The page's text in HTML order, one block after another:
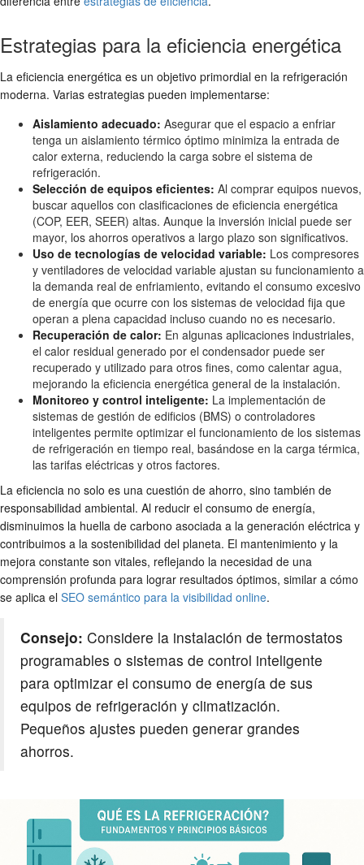
Estrategias para la eficiencia energética
La eficiencia energética es un objetivo primordial en la refrigeración
moderna. Varias estrategias pueden implementarse:
Aislamiento adecuado: Asegurar que el espacio a enfriar
tenga un aislamiento térmico óptimo minimiza la entrada de
calor externa, reduciendo la carga sobre el sistema de
refrigeración.
Selección de equipos eficientes: Al comprar equipos nuevos,
buscar aquellos con clasificaciones de eficiencia energética
(COP, EER, SEER) altas. Aunque la inversión inicial puede ser
mayor, los ahorros operativos a largo plazo son significativos.
Uso de tecnologías de velocidad variable: Los compresores
y ventiladores de velocidad variable ajustan su funcionamiento a
la demanda real de enfriamiento, evitando el consumo excesivo
de energía que ocurre con los sistemas de velocidad fija que
operan a plena capacidad incluso cuando no es necesario.
Recuperación de calor: En algunas aplicaciones industriales,
el calor residual generado por el condensador puede ser
recuperado y utilizado para otros fines, como calentar agua,
mejorando la eficiencia energética general de la instalación.
Monitoreo y control inteligente: La implementación de
sistemas de gestión de edificios (BMS) o controladores
inteligentes permite optimizar el funcionamiento de los sistemas
de refrigeración en tiempo real, basándose en la carga térmica,
las tarifas eléctricas y otros factores.
La eficiencia no solo es una cuestión de ahorro, sino también de
responsabilidad ambiental. Al reducir el consumo de energía,
disminuimos la huella de carbono asociada a la generación eléctrica y
contribuimos a la sostenibilidad del planeta. El mantenimiento y la
mejora constante son vitales, reflejando la necesidad de una
comprensión profunda para lograr resultados óptimos, similar a cómo
se aplica el SEO semántico para la visibilidad online.
Consejo: Considere la instalación de termostatos
programables o sistemas de control inteligente
para optimizar el consumo de energía de sus
equipos de refrigeración y climatización.
Pequeños ajustes pueden generar grandes
ahorros.